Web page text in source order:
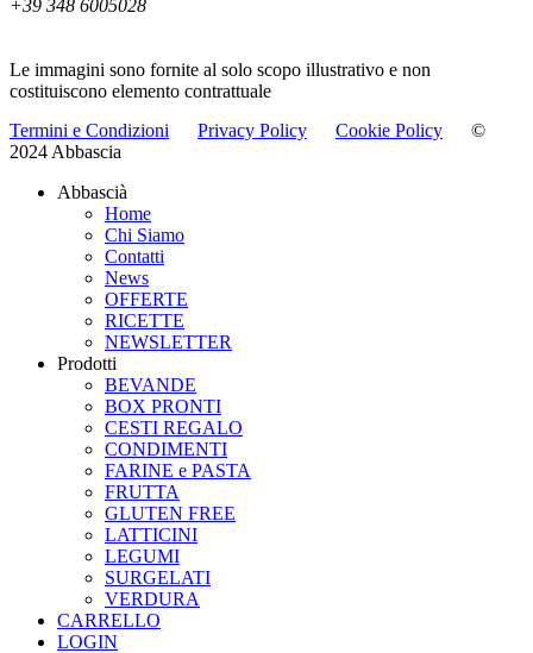
+39 348 6005028
Le immagini sono fornite al solo scopo illustrativo e non
costituiscono elemento contrattuale
Termini e Condizioni
Privacy Policy Cookie Policy ©
2024 Abbascia
Abbascià
Home
Chi Siamo
Contatti
News
OFFERTE
RICETTE
NEWSLETTER
Prodotti
BEVANDE
BOX PRONTI
CESTI REGALO
CONDIMENTI
FARINE e PASTA
FRUTTA
GLUTEN FREE
LATTICINI
LEGUMI
SURGELATI
VERDURA
CARRELLO
LOGIN